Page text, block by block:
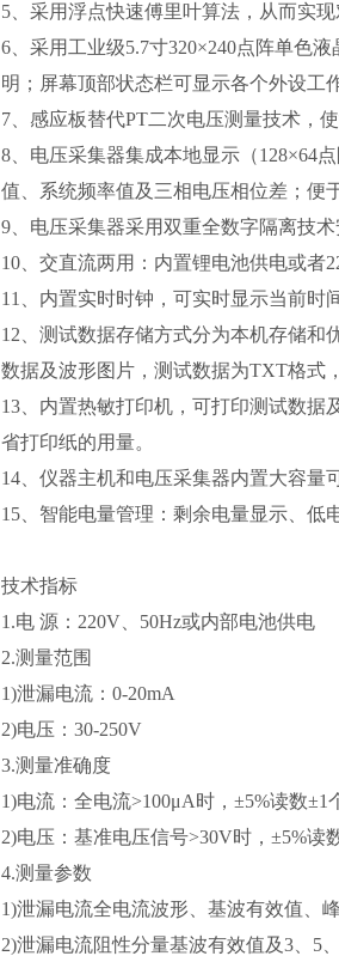
5、采用浮点快速傅里叶算法，从而实
6、采用工业级5.7寸320×240点阵单色
明；屏幕顶部状态栏可显示各个外设工
7、感应板替代PT二次电压测量技术，使
8、电压采集器集成本地显示（128×64
值、系统频率值及三相电压相位差；便
9、电压采集器采用双重全数字隔离技术
10、交直流两用：内置锂电池供电或者
11、内置实时时钟，可实时显示当前时
12、测试数据存储方式分为本机存储和
数据及波形图片，测试数据为TXT格式
13、内置热敏打印机，可打印测试数据
省打印纸的用量。
14、仪器主机和电压采集器内置大容量
15、智能电量管理：剩余电量显示、低
技术指标
1.电 源：220V、50Hz或内部电池供电
2.测量范围
1)泄漏电流：0-20mA
2)电压：30-250V
3.测量准确度
1)电流：全电流>100μA时，±5%读数±1
2)电压：基准电压信号>30V时，±5%读
4.测量参数
1)泄漏电流全电流波形、基波有效值、峰
2)泄漏电流阻性分量基波有效值及3、5